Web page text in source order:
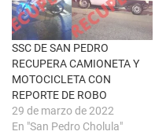
t
a
n
a
n
u
e
v
a
)
SSC DE SAN PEDRO
RECUPERA CAMIONETA Y
MOTOCICLETA CON
REPORTE DE ROBO
29 de marzo de 2022
En "San Pedro Cholula"